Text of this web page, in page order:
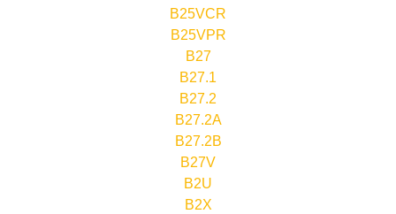
B25VCR
B25VPR
B27
B27.1
B27.2
B27.2A
B27.2B
B27V
B2U
B2X